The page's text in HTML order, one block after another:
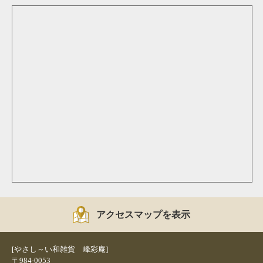
アクセスマップを表示
[やさし～い和雑貨 峰彩庵]
〒984-0053